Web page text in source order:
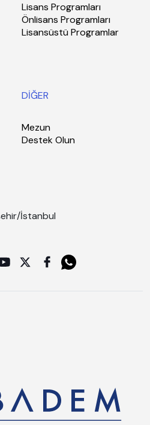
Lisans Programları
Önlisans Programları
Lisansüstü Programlar
DİĞER
Mezun
Destek Olun
İstanbul